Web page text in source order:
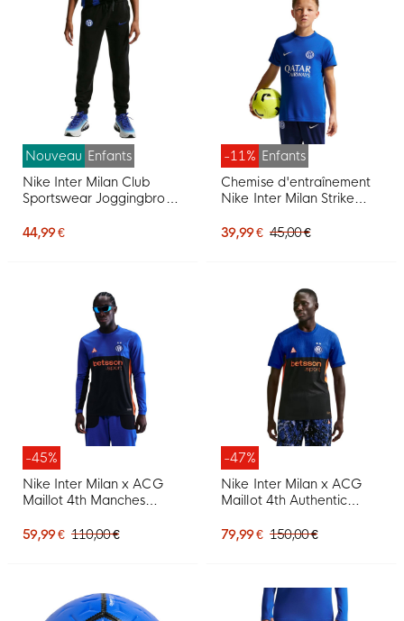
Nouveau Enfants
Nike Inter Milan Club
Sportswear Joggingbroek
Donkerblauw
44,99 €
-11% Enfants
Chemise d'entraînement
Nike Inter Milan Strike
bleu foncé, bleu, blanc
39,99 € 45,00 €
-45%
Nike Inter Milan x ACG
Maillot 4th Manches
59,99 € 110,00 €
-47%
Nike Inter Milan x ACG
Maillot 4th Authentic
79,99 € 150,00 €